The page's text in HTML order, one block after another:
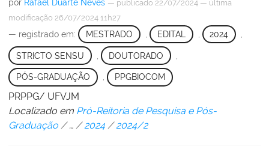
por Rafael Duarte Neves — publicado 22/07/2024 — última
modificação 26/07/2024 11h27
— registrado em: MESTRADO EDITAL 2024
STRICTO SENSU DOUTORADO
PÓS-GRADUAÇÃO , PPGBIOCOM
PRPPG/ UFVJM
Localizado em Pró-Reitoria de Pesquisa e Pós-
Graduação /… /2024 /2024/2